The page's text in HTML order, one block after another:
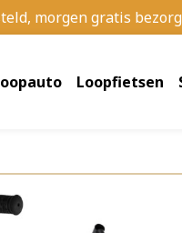
morgen gratis
Loopfietsen